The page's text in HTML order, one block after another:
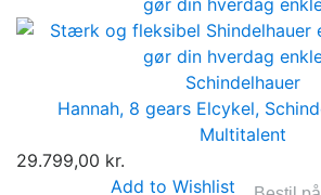
Schindelhauer
Hannah, 8 gears Elcykel,
Multitalent
29.799,00 kr.
Add to Wishlist